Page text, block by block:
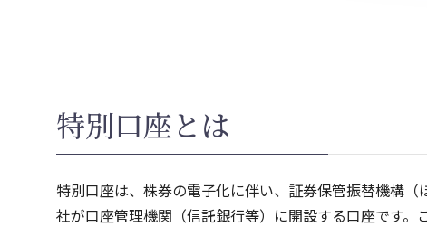
特別口座とは
特別口座は、株券の電子化に伴い、証券保管振替機構
社が口座管理機関（信託銀行等）に開設する口座です。